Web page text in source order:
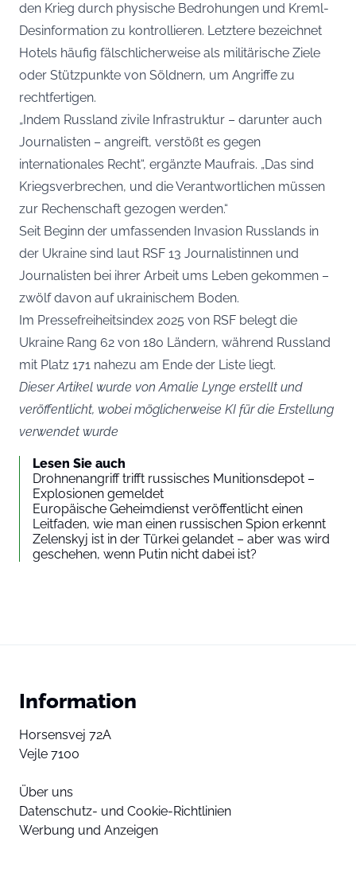
den Krieg durch physische Bedrohungen und Kreml-
Desinformation zu kontrollieren. Letztere bezeichnet
Hotels häufig fälschlicherweise als militärische Ziele
oder Stützpunkte von Söldnern, um Angriffe zu
rechtfertigen.
„Indem Russland zivile Infrastruktur – darunter auch
Journalisten – angreift, verstößt es gegen
internationales Recht“, ergänzte Maufrais. „Das sind
Kriegsverbrechen, und die Verantwortlichen müssen
zur Rechenschaft gezogen werden.“
Seit Beginn der umfassenden Invasion Russlands in
der Ukraine sind laut RSF 13 Journalistinnen und
Journalisten bei ihrer Arbeit ums Leben gekommen –
zwölf davon auf ukrainischem Boden.
Im Pressefreiheitsindex 2025 von RSF belegt die
Ukraine Rang 62 von 180 Ländern, während Russland
mit Platz 171 nahezu am Ende der Liste liegt.
Dieser Artikel wurde von Amalie Lynge erstellt und
veröffentlicht, wobei möglicherweise KI für die Erstellung
verwendet wurde
Lesen Sie auch
Drohnenangriff trifft russisches Munitionsdepot –
Explosionen gemeldet
Europäische Geheimdienst veröffentlicht einen
Leitfaden, wie man einen russischen Spion erkennt
Zelenskyj ist in der Türkei gelandet – aber was wird
geschehen, wenn Putin nicht dabei ist?
Information
Horsensvej 72A
Vejle 7100
Über uns
Datenschutz- und Cookie-Richtlinien
Werbung und Anzeigen